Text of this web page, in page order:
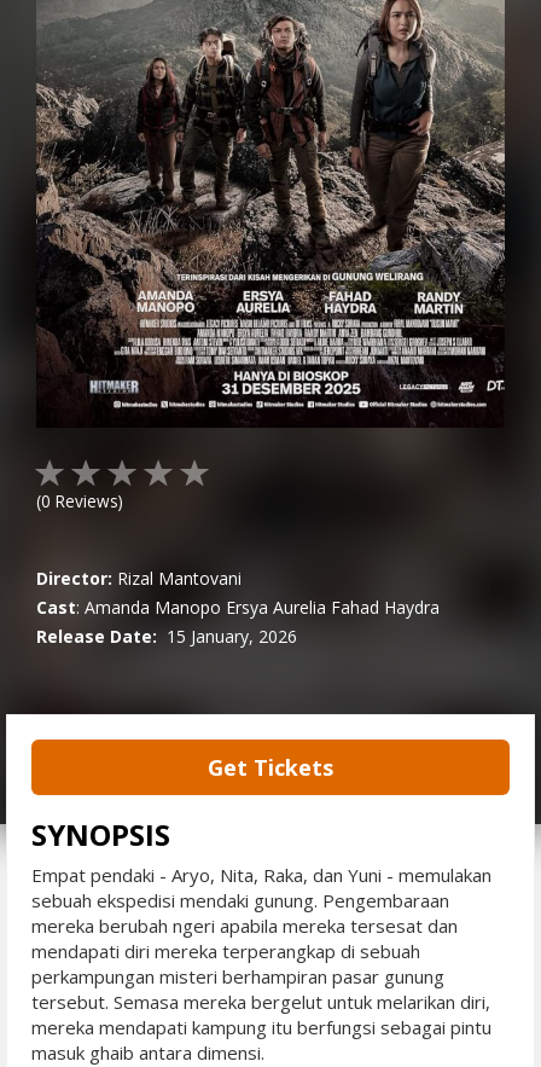
(0 Reviews)
Director: Rizal Mantovani
Cast: Amanda Manopo Ersya Aurelia Fahad Haydra
Release Date: 15 January, 2026
Get Tickets
SYNOPSIS
Empat pendaki - Aryo, Nita, Raka, dan Yuni - memulakan
sebuah ekspedisi mendaki gunung. Pengembaraan
mereka berubah ngeri apabila mereka tersesat dan
mendapati diri mereka terperangkap di sebuah
perkampungan misteri berhampiran pasar gunung
tersebut. Semasa mereka bergelut untuk melarikan diri,
mereka mendapati kampung itu berfungsi sebagai pintu
masuk ghaib antara dimensi.